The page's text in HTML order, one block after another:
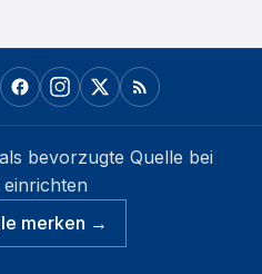
als bevorzugte Quelle bei
einrichten
merken →